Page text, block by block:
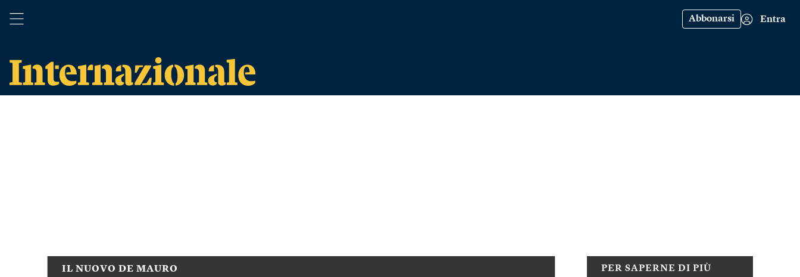
Abbonarsi Entra
PER SAPERNE DI PIÙ
IL NUOVO DE MAURO